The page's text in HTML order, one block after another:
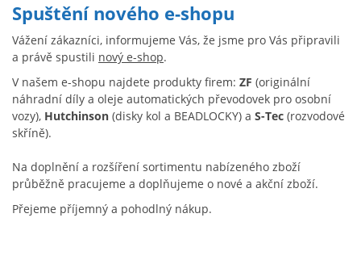
Spuštění nového e-shopu
Vážení zákazníci, informujeme Vás, že jsme pro Vás připravili
a právě spustili nový e-shop.
V našem e-shopu najdete produkty firem: ZF (originální
náhradní díly a oleje automatických převodovek pro osobní
vozy), Hutchinson (disky kol a BEADLOCKY) a S-Tec (rozvodové
skříně).
Na doplnění a rozšíření sortimentu nabízeného zboží
průběžně pracujeme a doplňujeme o nové a akční zboží.
Přejeme příjemný a pohodlný nákup.